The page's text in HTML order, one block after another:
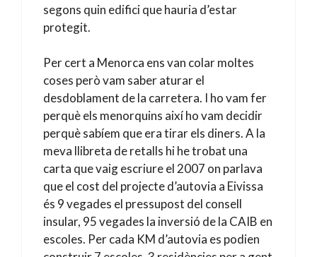
segons quin edifici que hauria d’estar
protegit.
Per cert a Menorca ens van colar moltes
coses però vam saber aturar el
desdoblament de la carretera. I ho vam fer
perquè els menorquins així ho vam decidir
perquè sabíem que era tirar els diners. A la
meva llibreta de retalls hi he trobat una
carta que vaig escriure el 2007 on parlava
que el cost del projecte d’autovia a Eivissa
és 9 vegades el pressupost del consell
insular, 95 vegades la inversió de la CAIB en
escoles. Per cada KM d’autovia es podien